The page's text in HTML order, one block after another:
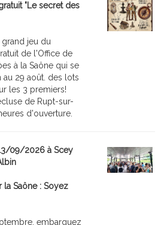
"Le secret des
jeu du
de l'Office de
à la Saône qui se
au 29 août. des lots
les 3 premiers!
de Rupt-sur-
d'ouverture.
09/2026 à Scey
la Saône : Soyez
embarquez